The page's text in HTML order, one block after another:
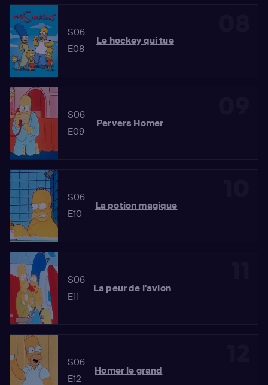
S06
E08
Le hockey qui tue
S06
E09
Pervers Homer
S06
E10
La potion magique
S06
E11
La peur de l'avion
S06
E12
Homer le grand